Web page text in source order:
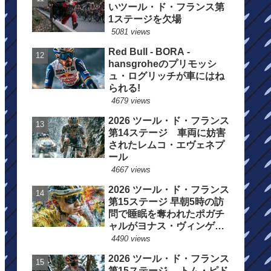
いツール・ド・フランス第
1ステージを欠場
5081 views
Red Bull - BORA -
hansgroheのプリモッシ
ュ・ログリッチが車にはね
られる!
4679 views
2026 ツール・ド・フランス
第14ステージ 車両に妨害
されたレムコ・エヴェネプ
ール
4667 views
2026 ツール・ド・フランス
第15ステージ 早朝5時の訪
問で睡眠を奪われたポガチ
ャルがヨナス・ヴィンゲゴ
ーの離脱を惜しむ
4490 views
2026 ツール・ド・フランス